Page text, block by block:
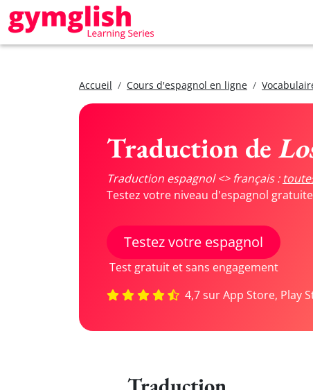
Accueil Cours d'espagnol en ligne
Traduction de
Traduction espagnol <> français :
Testez votre niveau d'espagnol
Testez votre espagnol
Test gratuit et sans engagement
4,7 sur App Store, Play